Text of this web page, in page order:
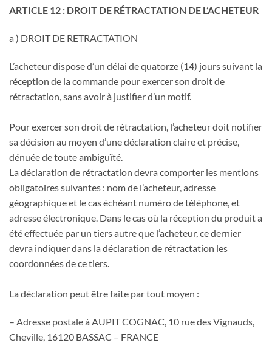
ARTICLE 12 : DROIT DE RÉTRACTATION DE L’ACHETEUR
a ) DROIT DE RETRACTATION
L’acheteur dispose d’un délai de quatorze (14) jours suivant la
réception de la commande pour exercer son droit de
rétractation, sans avoir à justifier d’un motif.
Pour exercer son droit de rétractation, l’acheteur doit notifier
sa décision au moyen d’une déclaration claire et précise,
dénuée de toute ambiguïté.
La déclaration de rétractation devra comporter les mentions
obligatoires suivantes : nom de l’acheteur, adresse
géographique et le cas échéant numéro de téléphone, et
adresse électronique. Dans le cas où la réception du produit a
été effectuée par un tiers autre que l’acheteur, ce dernier
devra indiquer dans la déclaration de rétractation les
coordonnées de ce tiers.
La déclaration peut être faite par tout moyen :
– Adresse postale à AUPIT COGNAC, 10 rue des Vignauds,
Cheville, 16120 BASSAC – FRANCE